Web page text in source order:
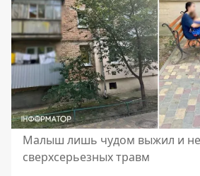
Малыш лишь чудом выжил и
сверхсерьезных травм